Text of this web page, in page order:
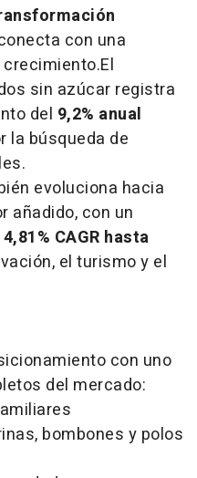
con una
sin azúcar registra
del 9,2% anual
la búsqueda de
evoluciona hacia
añadido, con un
4,81% CAGR hasta
el turismo y el
con uno
del mercado:
bombones y polos